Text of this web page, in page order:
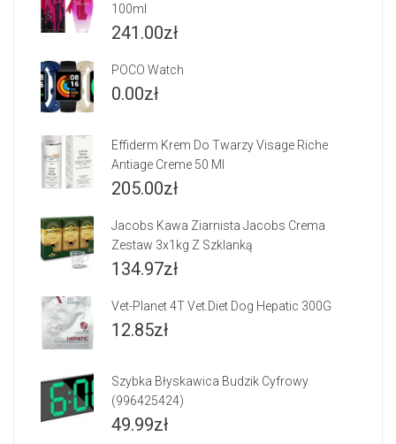
100ml
241.00zł
POCO Watch
0.00zł
Effiderm Krem Do Twarzy Visage Riche
Antiage Creme 50 Ml
205.00zł
Jacobs Kawa Ziarnista Jacobs Crema
Zestaw 3x1kg Z Szklanką
134.97zł
Vet-Planet 4T Vet.Diet Dog Hepatic 300G
12.85zł
Szybka Błyskawica Budzik Cyfrowy
(996425424)
49.99zł